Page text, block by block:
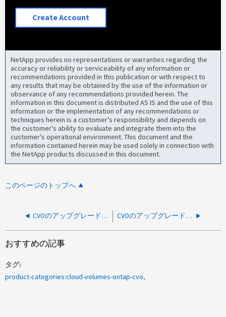
Create Account
NetApp provides no representations or warranties regarding the
accuracy or reliability or serviceability of any information or
recommendations provided in this publication or with respect to
any results that may be obtained by the use of the information or
observance of any recommendations provided herein. The
information in this document is distributed AS IS and the use of this
information or the implementation of any recommendations or
techniques herein is a customer's responsibility and depends on
the customer's ability to evaluate and integrate them into the
customer's operational environment. This document and the
information contained herein may be used solely in connection with
the NetApp products discussed in this document.
このページのトップへ
CVOのアップグレードが失敗してエラー：この操作を実行する権限がありません CVOのアップグレードが失敗し、「内部サーバエラーがあります」というエラーメッセージが表示される
おすすめの記事
タグ
product-categories:cloud-volumes-ontap-cvo